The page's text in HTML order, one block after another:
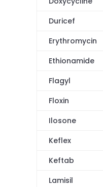
Duricef
Erythromycin
Ethionamide
Flagyl
Floxin
Ilosone
Keflex
Keftab
Lamisil